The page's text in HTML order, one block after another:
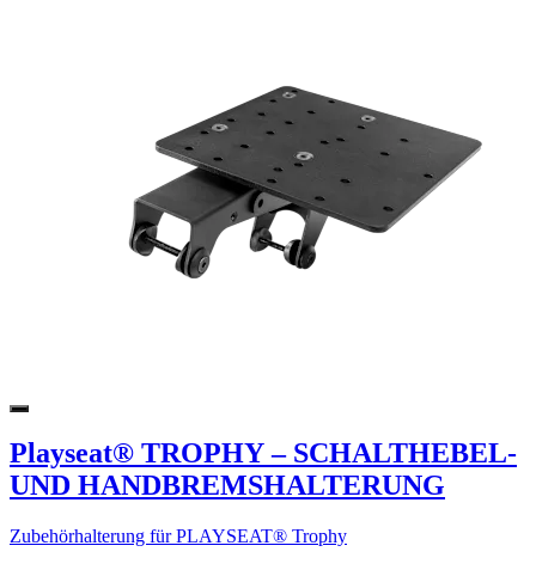
Playseat® TROPHY – SCHALTHEBEL-
UND HANDBREMSHALTERUNG
Zubehörhalterung für PLAYSEAT® Trophy